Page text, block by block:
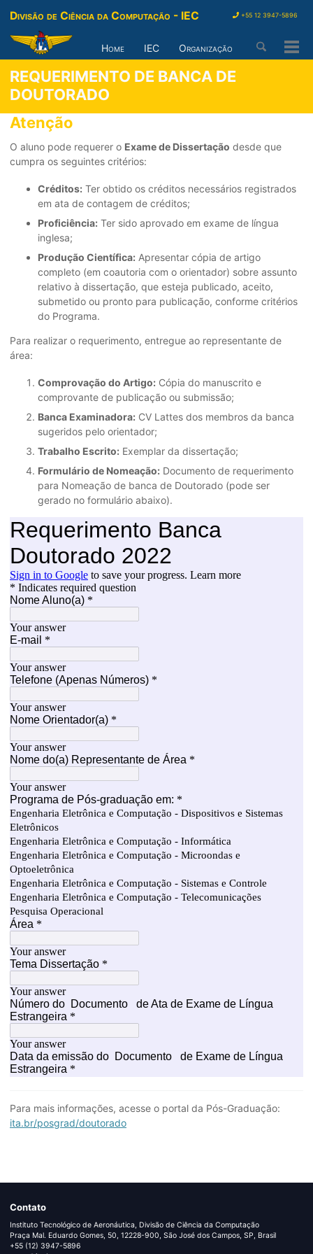
Divisão de Ciência da Computação - IEC +55 12 3947-5896
Home IEC Organização
REQUERIMENTO DE BANCA DE
DOUTORADO
Atenção
O aluno pode requerer o Exame de Dissertação desde que
cumpra os seguintes critérios:
Créditos: Ter obtido os créditos necessários registrados
em ata de contagem de créditos;
Proficiência: Ter sido aprovado em exame de língua
inglesa;
Produção Científica: Apresentar cópia de artigo
completo (em coautoria com o orientador) sobre assunto
relativo à dissertação, que esteja publicado, aceito,
submetido ou pronto para publicação, conforme critérios
do Programa.
Para realizar o requerimento, entregue ao representante de
área:
Comprovação do Artigo: Cópia do manuscrito e
comprovante de publicação ou submissão;
Banca Examinadora: CV Lattes dos membros da banca
sugeridos pelo orientador;
Trabalho Escrito: Exemplar da dissertação;
Formulário de Nomeação: Documento de requerimento
para Nomeação de banca de Doutorado (pode ser
gerado no formulário abaixo).
Para mais informações, acesse o portal da Pós-Graduação:
ita.br/posgrad/doutorado
Contato
Instituto Tecnológico de Aeronáutica, Divisão de Ciência da Computação
Praça Mal. Eduardo Gomes, 50, 12228-900, São José dos Campos, SP, Brasil
+55 (12) 3947-5896